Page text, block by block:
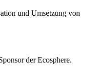
und Umsetzung von
der Ecosphere.